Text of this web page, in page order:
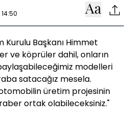
Başkanı Himmet
ve köprüler dahil, onların
modelleri
satacağız mesela.
üretim projesinin
ortak olabileceksiniz."